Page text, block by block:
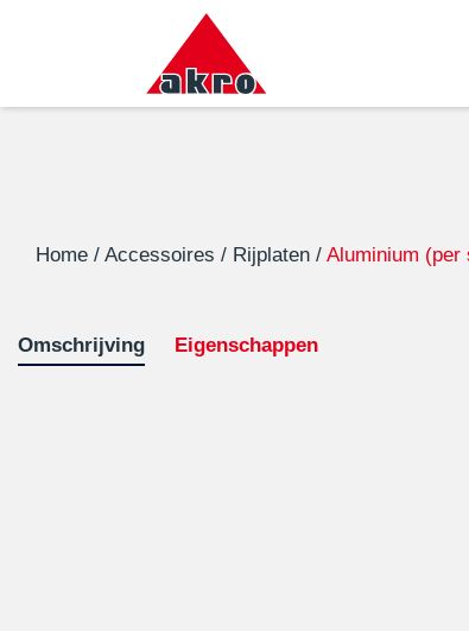
Home / Accessoires / Rijplaten / Aluminium (per
Omschrijving Eigenschappen